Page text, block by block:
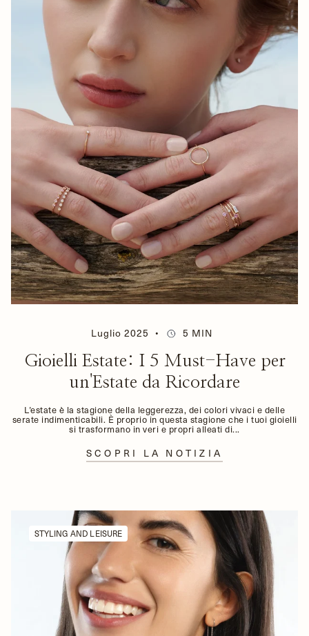
Luglio 2025 5 MIN
Gioielli Estate: I 5 Must-Have per
un'Estate da Ricordare
L’estate è la stagione della leggerezza, dei colori vivaci e delle
serate indimenticabili. È proprio in questa stagione che i tuoi gioielli
si trasformano in veri e propri alleati di...
SCOPRI LA NOTIZIA
STYLING AND LEISURE